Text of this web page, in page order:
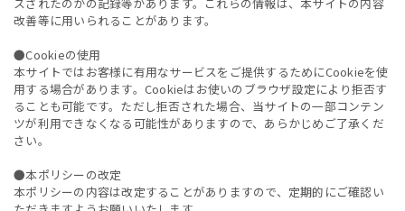
改善等に用いられることがあります。
●Cookieの使用
本サイトではお客様に有用なサービスをご提供するためにCookieを使
用する場合があります。Cookieはお使いのブラウザ設定により拒否す
ることも可能です。ただし拒否された場合、当サイトの一部コンテン
ツが利用できなくなる可能性がありますので、あらかじめご了承くだ
さい。
●本ポリシーの改定
本ポリシーの内容は改定することがありますので、定期的にご確認い